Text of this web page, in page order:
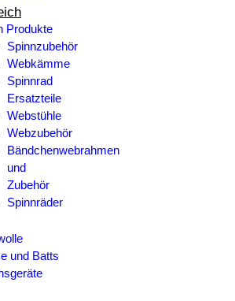
Produkte
Spinnzubehör
Webkämme
Spinnrad
Ersatzteile
Webstühle
Webzubehör
Bändchenwebrahmen
und
Zubehör
Spinnräder
und Batts